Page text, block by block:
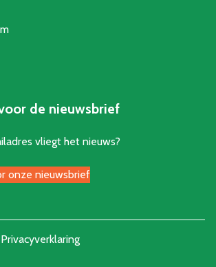
de nieuwsbrief
vliegt het nieuws?
onze nieuwsbrief
Privacyverklaring